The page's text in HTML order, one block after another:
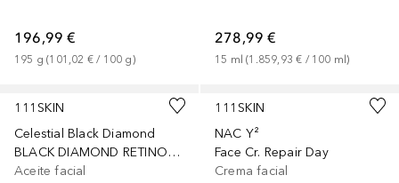
196,99 €
195 g (101,02 € / 100 g)
278,99 €
15 ml (1.859,93 € / 100 ml)
111SKIN
Celestial Black Diamond
BLACK DIAMOND RETINOL OIL
Aceite facial
111SKIN
NAC Y²
Face Cr. Repair Day
Crema facial